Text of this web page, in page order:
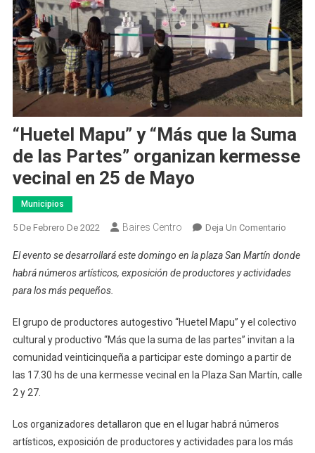
“Huetel Mapu” y “Más que la Suma
de las Partes” organizan kermesse
vecinal en 25 de Mayo
Municipios
5 De Febrero De 2022 Baires Centro Deja Un ComentarioEn
Mapu”
Y
La
Suma
De
Las
Vecinal
El evento se desarrollará este domingo en la plaza San Martín donde
habrá números artísticos, exposición de productores y actividades
para los más pequeños.
El grupo de productores autogestivo “Huetel Mapu” y el colectivo
cultural y productivo “Más que la suma de las partes” invitan a la
comunidad veinticinqueña a participar este domingo a partir de
las 17.30 hs de una kermesse vecinal en la Plaza San Martín, calle
2 y 27.
Los organizadores detallaron que en el lugar habrá números
artísticos, exposición de productores y actividades para los más